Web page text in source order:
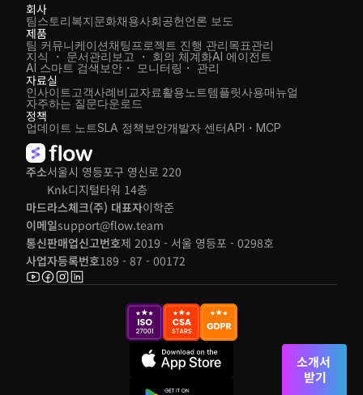
주소서울시 영등포구 영신로 220
Knk디지털타워 14층
마드라스체크(주) 대표자이학준
이메일support@flow.team
통신판매업신고번호제 2019 - 서울 영등포 - 0298호
사업자등록번호189 - 87 - 00172
회사
팀스토리복지문화채용사회공헌언론 보도
제품
팀 커뮤니케이션채팅 프로젝트 진행 관리목표관리
지식 ・ 문서관리 보고 ・ 회의 체계화
AI 스마트 검색
AI 에이전트
보안・ 모니터링・ 관리
자료실
인사이트 고객사례비교자료활용노트템플릿사용매뉴얼
자주하는 질문다운로드
정책
업데이트 노트SLA 정책 보안개발자 센터API・MCP
소개서
받기